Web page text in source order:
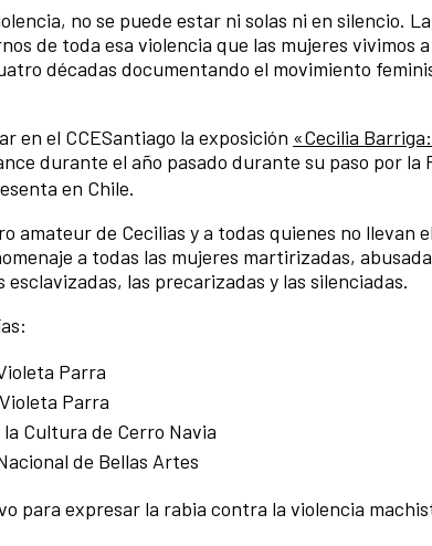
no se puede estar ni solas ni en silencio. La
de toda esa violencia que las mujeres vivimos
décadas documentando el movimiento
en el CCESantiago la exposición «Cecilia
durante el año pasado durante su paso por la
en Chile.
amateur de Cecilias y a todas quienes no llevan
a todas las mujeres martirizadas,
las precarizadas y las silenciadas.
Parra
Parra
la Cultura de Cerro Navia
de Bellas Artes
para expresar la rabia contra la violencia